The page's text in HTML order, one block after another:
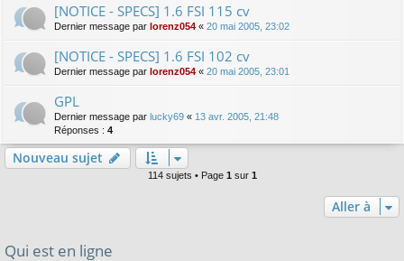
[NOTICE - SPECS] 1.6 FSI 115 cv
Dernier message par lorenz054 « 20 mai 2005, 23:02
[NOTICE - SPECS] 1.6 FSI 102 cv
Dernier message par lorenz054 « 20 mai 2005, 23:01
GPL
Dernier message par lucky69 « 13 avr. 2005, 21:48
Réponses : 4
Nouveau sujet
114 sujets • Page 1 sur 1
Aller à
Qui est en ligne